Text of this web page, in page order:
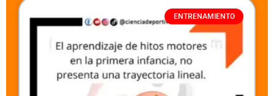
ENTRENAMIENTO